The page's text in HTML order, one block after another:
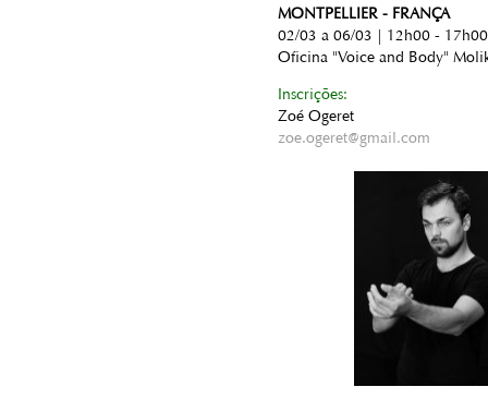
MONTPELLIER - FRANÇA
02/03 a 06/03 | 12h00 - 17h00
Oficina "Voice and Body"
Inscrições:
Zoé Ogeret
zoe.ogeret@gmail.com